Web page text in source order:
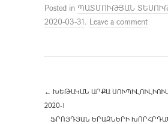
Posted in ՊԱՏՄՈՒԹՅԱՆ
2020-03-31. Leave a comment
← ԽԵԹԱԿԱՆ ԱՐՔԱ
2020-1
ՖՐՈՅԴՅԱՆ ԵՐԱԶՆԵՐԻ